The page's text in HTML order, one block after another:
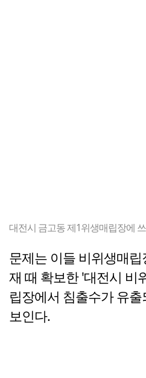
대전시 금고동 제1위생매립장에
문제는 이들 비위생매
재 때 확보한 '대전시 비
립장에서 침출수가 유
보인다.